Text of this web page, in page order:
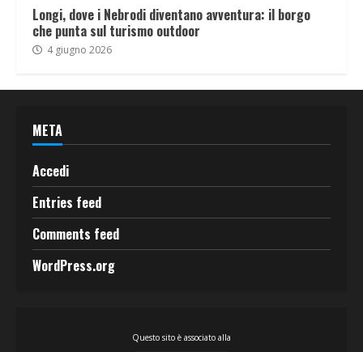
Longi, dove i Nebrodi diventano avventura: il borgo
che punta sul turismo outdoor
4 giugno 2026
META
Accedi
Entries feed
Comments feed
WordPress.org
Questo sito è associato alla